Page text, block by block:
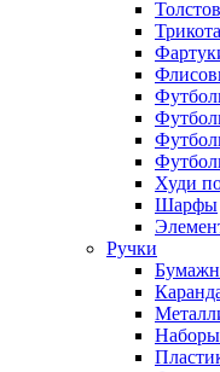
Худи
Шарфы
Ручки